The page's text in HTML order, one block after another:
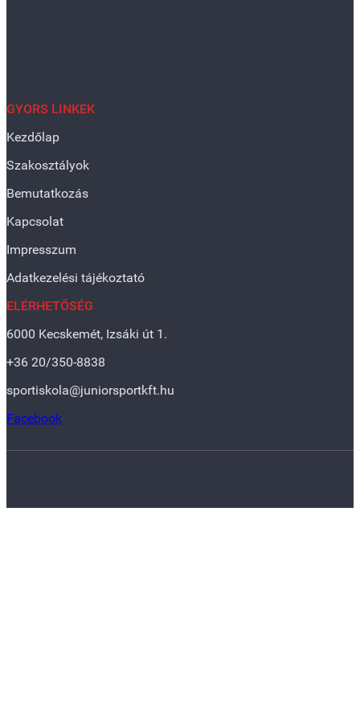
GYORS LINKEK
Kezdőlap
Szakosztályok
Bemutatkozás
Kapcsolat
Impresszum
Adatkezelési tájékoztató
ELÉRHETŐSÉG
6000 Kecskemét, Izsáki út 1.
+36 20/350-8838
sportiskola@juniorsportkft.hu
Facebook